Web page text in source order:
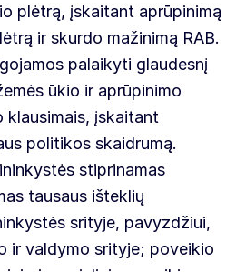
plėtrą, įskaitant aprūpinimą
ir skurdo mažinimą RAB.
palaikyti glaudesnį
ūkio ir aprūpinimo
klausimais, įskaitant
politikos skaidrumą.
stiprinamas
tausaus išteklių
srityje, pavyzdžiui,
ir valdymo srityje; poveikio